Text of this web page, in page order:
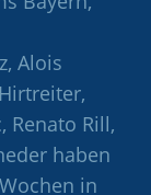
Alois
Renato Rill,
haben
in